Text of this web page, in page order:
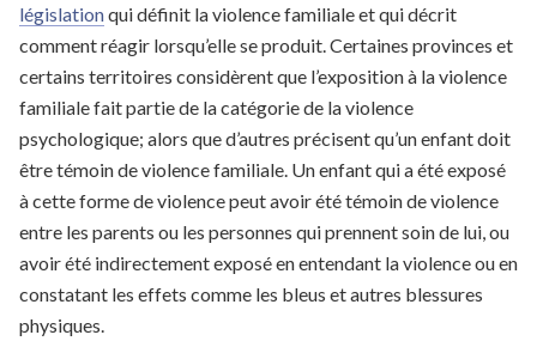
législationqui définit la violence familiale et qui décrit
comment réagir lorsqu’elle se produit. Certaines provinces et
certains territoires considèrent que l’exposition à la violence
familiale fait partie de la catégorie de la violence
psychologique; alors que d’autres précisent qu’un enfant doit
être témoin de violence familiale. Un enfant qui a été exposé
à cette forme de violence peut avoir été témoin de violence
entre les parents ou les personnes qui prennent soin de lui, ou
avoir été indirectement exposé en entendant la violence ou en
constatant les effets comme les bleus et autres blessures
physiques.